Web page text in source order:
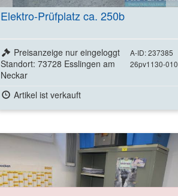
Elektro-Prüfplatz ca. 250b
A-ID: 237385
26pv1130-010
Preisanzeige nur eingeloggt
Standort: 73728 Esslingen am
Neckar
Artikel ist verkauft